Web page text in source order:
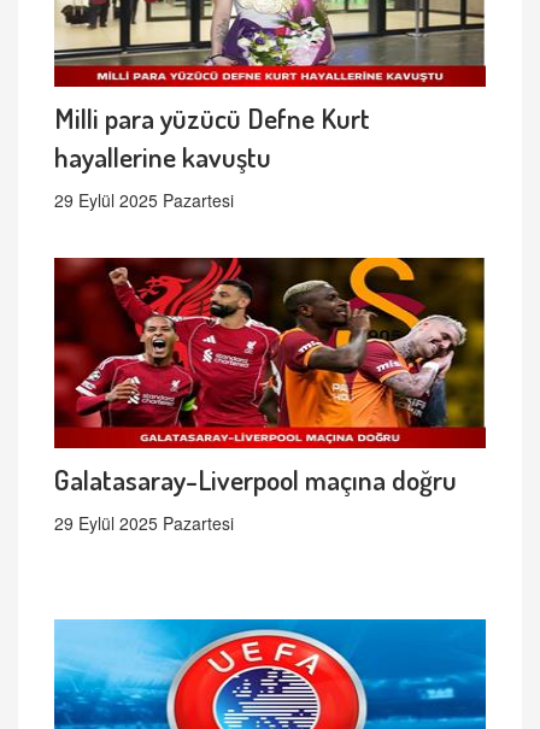
Milli para yüzücü Defne Kurt
hayallerine kavuştu
29 Eylül 2025 Pazartesi
Galatasaray-Liverpool maçına doğru
29 Eylül 2025 Pazartesi